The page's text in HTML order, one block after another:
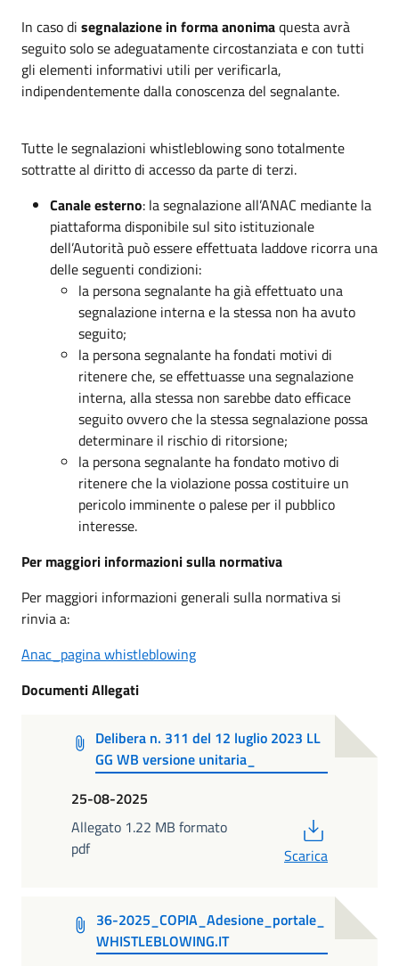
In caso di segnalazione in forma anonimaquesta avrà
seguito solo se adeguatamente circostanziata e con tutti
gli elementi informativi utili per verificarla,
indipendentemente dalla conoscenza del segnalante.
Tutte le segnalazioni whistleblowing sono totalmente
sottratte al diritto di accesso da parte di terzi.
Canale esterno: la segnalazione all’ANAC mediante la
piattaforma disponibile sul sito istituzionale
dell’Autorità può essere effettuata laddove ricorra una
delle seguenti condizioni:
la persona segnalante ha già effettuato una
segnalazione interna e la stessa non ha avuto
seguito;
la persona segnalante ha fondati motivi di
ritenere che, se effettuasse una segnalazione
interna, alla stessa non sarebbe dato efficace
seguito ovvero che la stessa segnalazione possa
determinare il rischio di ritorsione;
la persona segnalante ha fondato motivo di
ritenere che la violazione possa costituire un
pericolo imminente o palese per il pubblico
interesse.
Per maggiori informazioni sulla normativa
Per maggiori informazioni generali sulla normativa si
rinvia a:
Anac_pagina whistleblowing
Documenti Allegati
Delibera n. 311 del 12 luglio 2023 LL
GG WB versione unitaria_
25-08-2025
Allegato 1.22 MB formato
pdf
Scarica
36-2025_COPIA_Adesione_portale_
WHISTLEBLOWING.IT